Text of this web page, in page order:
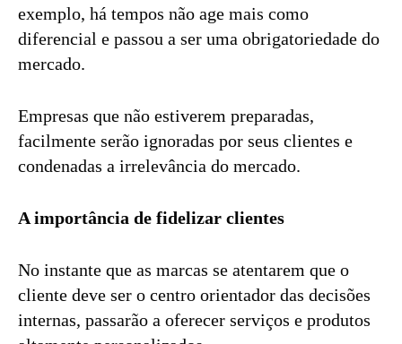
exemplo, há tempos não age mais como
diferencial e passou a ser uma obrigatoriedade do
mercado.
Empresas que não estiverem preparadas,
facilmente serão ignoradas por seus clientes e
condenadas a irrelevância do mercado.
A importância de fidelizar clientes
No instante que as marcas se atentarem que o
cliente deve ser o centro orientador das decisões
internas, passarão a oferecer serviços e produtos